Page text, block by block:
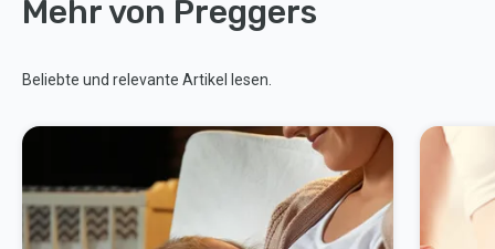
Mehr von Preggers
Beliebte und relevante Artikel lesen.